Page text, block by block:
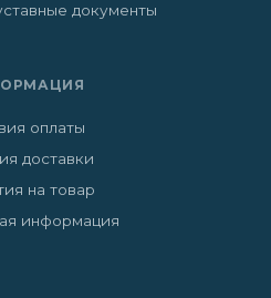
документы
оплаты
доставки
на товар
информация